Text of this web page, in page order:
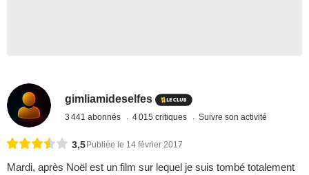
gimliamideselfes
3 441 abonnés 4 015 critiques Suivre son activité
3,5 Publiée le 14 février 2017
Mardi, après Noël est un film sur lequel je suis tombé totalement